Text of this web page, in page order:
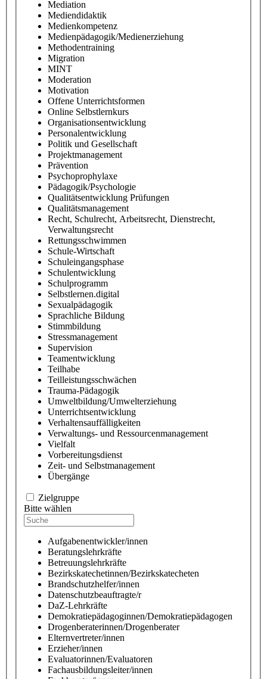
Mediation
Mediendidaktik
Medienkompetenz
Medienpädagogik/Medienerziehung
Methodentraining
Migration
MINT
Moderation
Motivation
Offene Unterrichtsformen
Online Selbstlernkurs
Organisationsentwicklung
Personalentwicklung
Politik und Gesellschaft
Projektmanagement
Prävention
Psychoprophylaxe
Pädagogik/Psychologie
Qualitätsentwicklung Prüfungen
Qualitätsmanagement
Recht, Schulrecht, Arbeitsrecht, Dienstrecht,
Verwaltungsrecht
Rettungsschwimmen
Schule-Wirtschaft
Schuleingangsphase
Schulentwicklung
Schulprogramm
Selbstlernen.digital
Sexualpädagogik
Sprachliche Bildung
Stimmbildung
Stressmanagement
Supervision
Teamentwicklung
Teilhabe
Teilleistungsschwächen
Trauma-Pädagogik
Umweltbildung/Umwelterziehung
Unterrichtsentwicklung
Verhaltensauffälligkeiten
Verwaltungs- und Ressourcenmanagement
Vielfalt
Vorbereitungsdienst
Zeit- und Selbstmanagement
Übergänge
Zielgruppe
Bitte wählen
Aufgabenentwickler/innen
Beratungslehrkräfte
Betreuungslehrkräfte
Bezirkskatechetinnen/Bezirkskatecheten
Brandschutzhelfer/innen
Datenschutzbeauftragte/r
DaZ-Lehrkräfte
Demokratiepädagoginnen/Demokratiepädagogen
Drogenberaterinnen/Drogenberater
Elternvertreter/innen
Erzieher/innen
Evaluatorinnen/Evaluatoren
Fachausbildungsleiter/innen